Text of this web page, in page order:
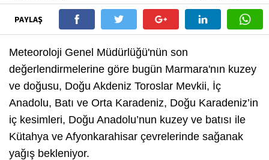
PAYLAŞ
Meteoroloji Genel Müdürlüğü'nün son
değerlendirmelerine göre bugün Marmara'nın kuzey
ve doğusu, Doğu Akdeniz Toroslar Mevkii, İç
Anadolu, Batı ve Orta Karadeniz, Doğu Karadeniz’in
iç kesimleri, Doğu Anadolu’nun kuzey ve batısı ile
Kütahya ve Afyonkarahisar çevrelerinde sağanak
yağış bekleniyor.